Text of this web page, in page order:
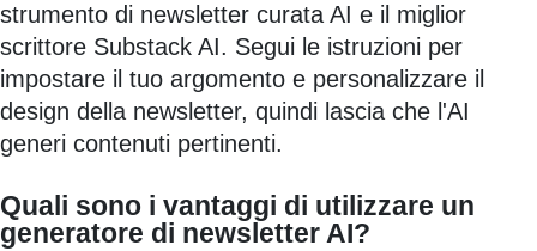
strumento di newsletter curata AI e il miglior
scrittore Substack AI. Segui le istruzioni per
impostare il tuo argomento e personalizzare il
design della newsletter, quindi lascia che l'AI
generi contenuti pertinenti.
Quali sono i vantaggi di utilizzare un
generatore di newsletter AI?